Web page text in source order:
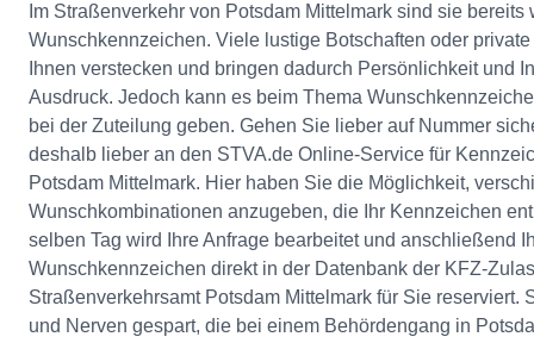
Im Straßenverkehr von Potsdam Mittelmark sind sie bereits
Wunschkennzeichen. Viele lustige Botschaften oder
Ihnen verstecken und bringen dadurch Persönlichkeit und
Ausdruck. Jedoch kann es beim Thema
bei der Zuteilung geben. Gehen Sie lieber auf Nummer
deshalb lieber an den STVA.de Online-Service für
Potsdam Mittelmark. Hier haben Sie die Möglichkeit,
Wunschkombinationen anzugeben, die Ihr Kennzeichen
selben Tag wird Ihre Anfrage bearbeitet und anschließend
Wunschkennzeichen direkt in der Datenbank der KFZ-
Straßenverkehrsamt Potsdam Mittelmark für Sie reserviert.
und Nerven gespart, die bei einem Behördengang in